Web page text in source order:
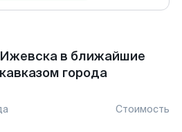
в ближайшие
города
Стоимость